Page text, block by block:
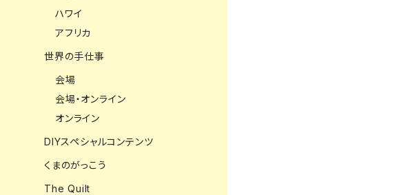
ハワイ
アフリカ
世界の手仕事
会場
会場・オンライン
オンライン
DIYスペシャルコンテンツ
くまのがっこう
The Quilt